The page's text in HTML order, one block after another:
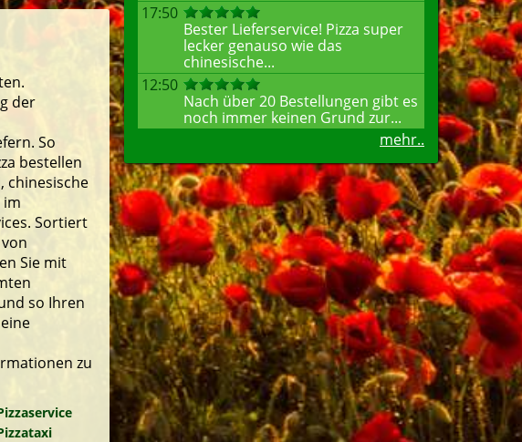
17:50
Bester Lieferservice! Pizza super
lecker genauso wie das
chinesische...
12:50
Nach über 20 Bestellungen gibt es
noch immer keinen Grund zur...
mehr..
der
So
bestellen
chinesische
im
Sortiert
Sie mit
so Ihren
zu